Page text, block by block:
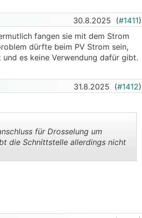
30.8.2025 (#1411)
fangen sie mit dem Strom
dürfte beim PV Strom sein,
es keine Verwendung dafür gibt.
31.8.2025 (#1412)
für Drosselung um
die Schnittstelle allerdings nicht